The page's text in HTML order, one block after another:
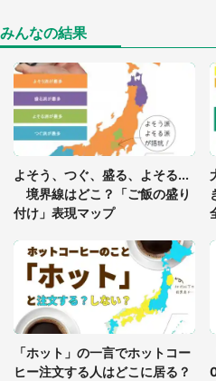
「閉所恐怖症の私は
年に『手を繋いで
8万人感動
グっちゃってた〝
かくれんぼの鬼が振
姿〟に 父「2～3分
「通勤特快乗車中に
の限界を迎え、途中
ど...」（東京都・30
みんなの結果
よそう、つぐ、盛る、よそる...
境界線はどこ？「ご飯の盛り
付け」表現マップ
「ホット」の一言でホットコー
ヒー注文する人はどこに居る？